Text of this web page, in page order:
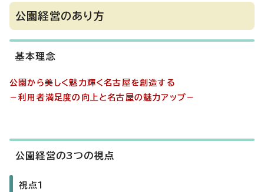
公園経営のあり方
基本理念
公園から美しく魅力輝く名古屋を創造する
－利用者満足度の向上と名古屋の魅力アップ－
公園経営の3つの視点
視点1